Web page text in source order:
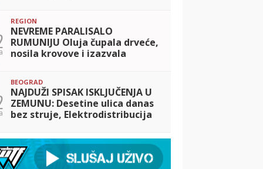
REGION
NEVREME PARALISALO
RUMUNIJU Oluja čupala drveće,
nosila krovove i izazvala
BEOGRAD
NAJDUŽI SPISAK ISKLJUČENJA U
ZEMUNU: Desetine ulica danas
bez struje, Elektrodistribucija
radovi